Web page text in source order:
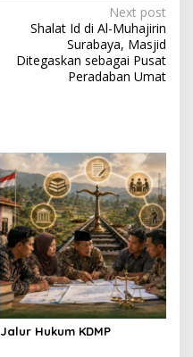
Next post
Shalat Id di Al-Muhajirin
Surabaya, Masjid
Ditegaskan sebagai Pusat
Peradaban Umat
Jalur Hukum KDMP